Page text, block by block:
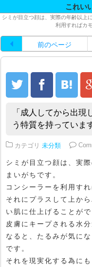
これい
シミが目立つ顔は、実際の年齢以上
利用すればカ
前のページ
「成人してから出
う特質を持っていま
カテゴリ 未分類
シミが目立つ顔は、実
まいがちです。
コンシーラーを利用す
それにプラスして上か
い肌に仕上げることがで
皮膚にキープされる水
なると、たるみが気に
です。
それを現実化する為に